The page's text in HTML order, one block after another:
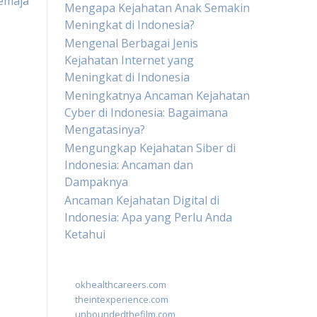
Mengapa Kejahatan Anak Semakin
Meningkat di Indonesia?
Mengenal Berbagai Jenis
Kejahatan Internet yang
Meningkat di Indonesia
Meningkatnya Ancaman Kejahatan
Cyber di Indonesia: Bagaimana
Mengatasinya?
Mengungkap Kejahatan Siber di
Indonesia: Ancaman dan
Dampaknya
Ancaman Kejahatan Digital di
Indonesia: Apa yang Perlu Anda
Ketahui
okhealthcareers.com
theintexperience.com
unboundedthefilm.com